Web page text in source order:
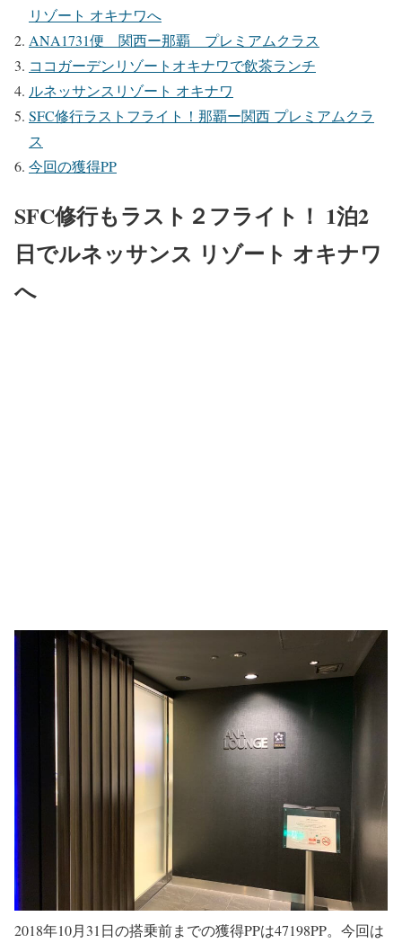
リゾート オキナワへ
ANA1731便 関西ー那覇 プレミアムクラス
ココガーデンリゾートオキナワで飲茶ランチ
ルネッサンスリゾート オキナワ
SFC修行ラストフライト！那覇ー関西 プレミアムクラ
ス
今回の獲得PP
SFC修行もラスト２フライト！ 1泊2
日でルネッサンス リゾート オキナワ
へ
2018年10月31日の搭乗前までの獲得PPは47198PP。今回は